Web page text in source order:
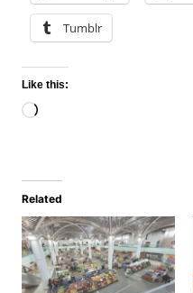
Tumblr
Like this:
Loading…
Related